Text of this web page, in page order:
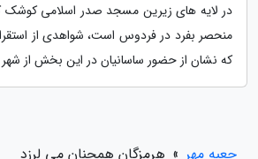
در لایه های زیرین مسجد صدر اسلامی کوشک
منحصر بفرد در فردوس است، شواهدی از
که نشان از حضور ساسانیان در این بخش از شهر
جعبه مهر » هرمزگان همچنان می لرزد